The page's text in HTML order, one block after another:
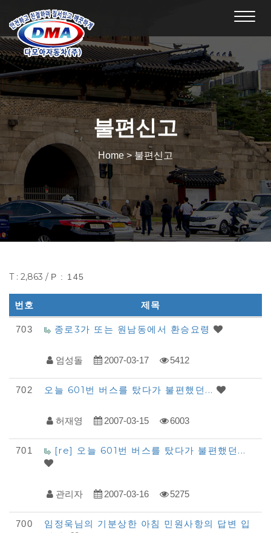
불편신고
Home > 불편신고
T : 2,863 / P : 145
다
자
불
목
번호 제목
703 종로3가 또는 원남동에서 환승요령
엄성돌 2007-03-17 5412
702 오늘 601번 버스를 탔다가 불편했던...
허재영 2007-03-15 6003
701 [re] 오늘 601번 버스를 탔다가 불편했던...
관리자 2007-03-16 5275
700
임정욱님의 기분상한 아침 민원사항의 답변 입